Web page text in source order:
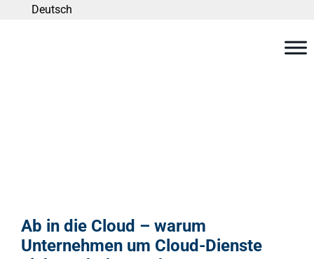
Deutsch
Ab in die Cloud – warum
Unternehmen um Cloud-Dienste